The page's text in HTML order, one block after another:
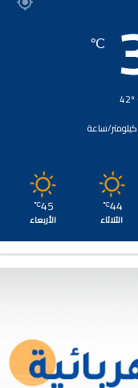
℃
44
℃
الثلاثاء
45
℃
الأربعاء